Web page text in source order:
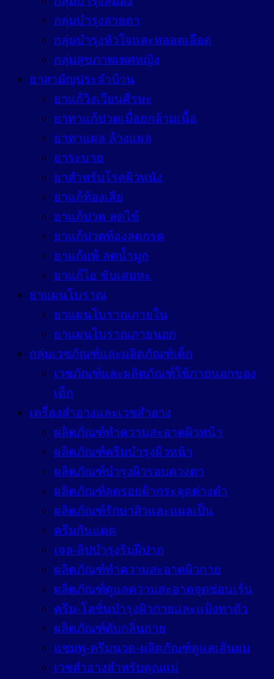
กลุ่มบำรุงสายตา
กลุ่มบำรุงหัวใจและหลอดเลือด
กลุ่มสุขภาพเพศหญิง
ยาสามัญประจำบ้าน
ยาแก้วิงเวียนศีรษะ
ยาทาแก้ปวดเมื่อยกล้ามเนื้อ
ยาทาแผล ล้างแผล
ยาระบาย
ยาสำหรับโรคผิวหนัง
ยาแก้ท้องเสีย
ยาแก้ปวด ลดไข้
ยาแก้ปวดท้องลดกรด
ยาแก้แพ้ ลดน้ำมูก
ยาแก้ไอ ขับเสมหะ
ยาแผนโบราณ
ยาแผนโบราณภายใน
ยาแผนโบราณภายนอก
กลุ่มเวชภัณฑ์และผลิตภัณฑ์เด็ก
เวชภัณฑ์และผลิตภัณฑ์ใช้ภายนอกของ
เด็ก
เครื่องสำอางและเวชสำอาง
ผลิตภัณฑ์ทำความสะอาดผิวหน้า
ผลิตภัณฑ์ครีมบำรุงผิวหน้า
ผลิตภัณฑ์บำรุงผิวรอบดวงตา
ผลิตภัณฑ์ลดรอยฝ้ากระจุดด่างดำ
ผลิตภัณฑ์รักษาสิวและแผลเป็น
ครีมกันแดด
เจล-ลิปบำรุงริมฝีปาก
ผลิตภัณฑ์ทำความสะอาดผิวกาย
ผลิตภัณฑ์ดูแลความสะอาดจุดซ่อนเร้น
ครีม-โลชั่นบำรุงผิวกายและแป้งทาตัว
ผลิตภัณฑ์ดับกลิ่นกาย
แชมพู-ครีมนวด-ผลิตภัณฑ์ดูแลเส้นผม
เวชสำอางสำหรับคุณแม่